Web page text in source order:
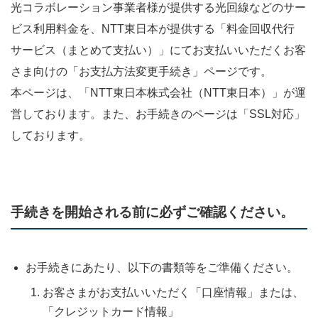
光コラボレーション事業者様が提供する光回線などのサー
ビス利用料金を、NTT東日本が提供する「料金回収代行
サービス（まとめて支払い）」にてお支払いいただくお客
さま向けの「お支払方法変更手続き」ページです。
本ページは、「NTT東日本株式会社（NTT東日本）」が運
営しております。また、お手続きのページは「SSL対応」
しております。
手続きを開始される前に必ずご確認ください。
お手続きにあたり、以下の書類等をご準備ください。
お客さまがお支払いいただく「口座情報」または、
「クレジットカード情報」